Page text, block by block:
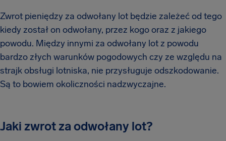
Zwrot pieniędzy za odwołany lot będzie zależeć od tego
kiedy został on odwołany, przez kogo oraz z jakiego
powodu. Między innymi za odwołany lot z powodu
bardzo złych warunków pogodowych czy ze względu na
strajk obsługi lotniska, nie przysługuje odszkodowanie.
Są to bowiem okoliczności nadzwyczajne.
Jaki zwrot za odwołany lot?